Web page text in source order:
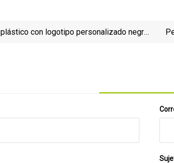
con logotipo personalizado negro